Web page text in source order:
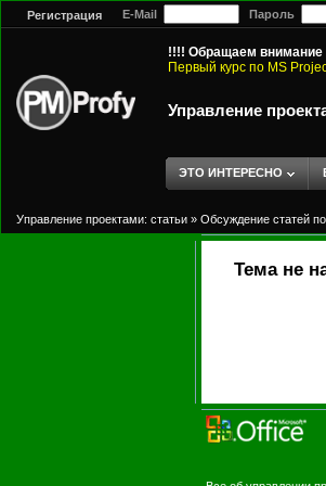
Регистрация E-Mail Пароль
!!!! Обращаем внимание
Первый курс по MS
Управление
ЭТО ИНТЕРЕСНО
Управление проектами: статьи » Обсуждение статей
Тема не